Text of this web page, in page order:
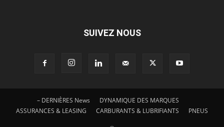
SUIVEZ NOUS
– DERNIÈRES News
DYNAMIQUE DES MARQUES
ASSURANCES & LEASING
CARBURANTS & LUBRIFIANTS PNEUS